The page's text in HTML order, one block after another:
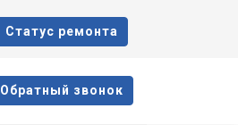
Cтатус ремонта
Oбратный звонок